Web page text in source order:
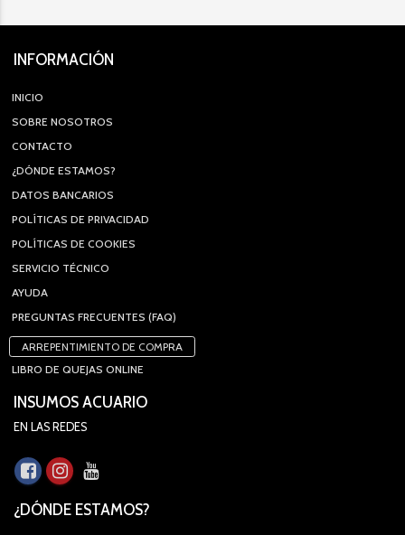
INFORMACIÓN
INICIO
SOBRE NOSOTROS
CONTACTO
¿DÓNDE ESTAMOS?
DATOS BANCARIOS
POLÍTICAS DE PRIVACIDAD
POLÍTICAS DE COOKIES
SERVICIO TÉCNICO
AYUDA
PREGUNTAS FRECUENTES (FAQ)
ARREPENTIMIENTO DE COMPRA
LIBRO DE QUEJAS ONLINE
INSUMOS ACUARIO
EN LAS REDES
¿DÓNDE ESTAMOS?